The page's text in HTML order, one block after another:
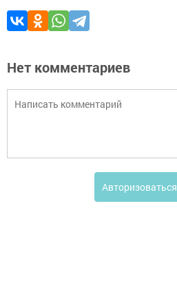
Нет комментариев
Авторизоваться